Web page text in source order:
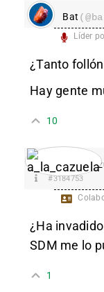
Bat
Líder
¿Tanto
Hay gente
10
#3184753
¿Ha
SDM me lo
1